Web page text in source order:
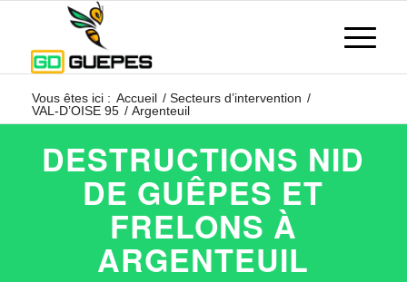
Vous êtes ici : Accueil / Secteurs d’intervention /
VAL-D’OISE 95 / Argenteuil
DESTRUCTIONS NID
DE GUÊPES ET
FRELONS À
ARGENTEUIL